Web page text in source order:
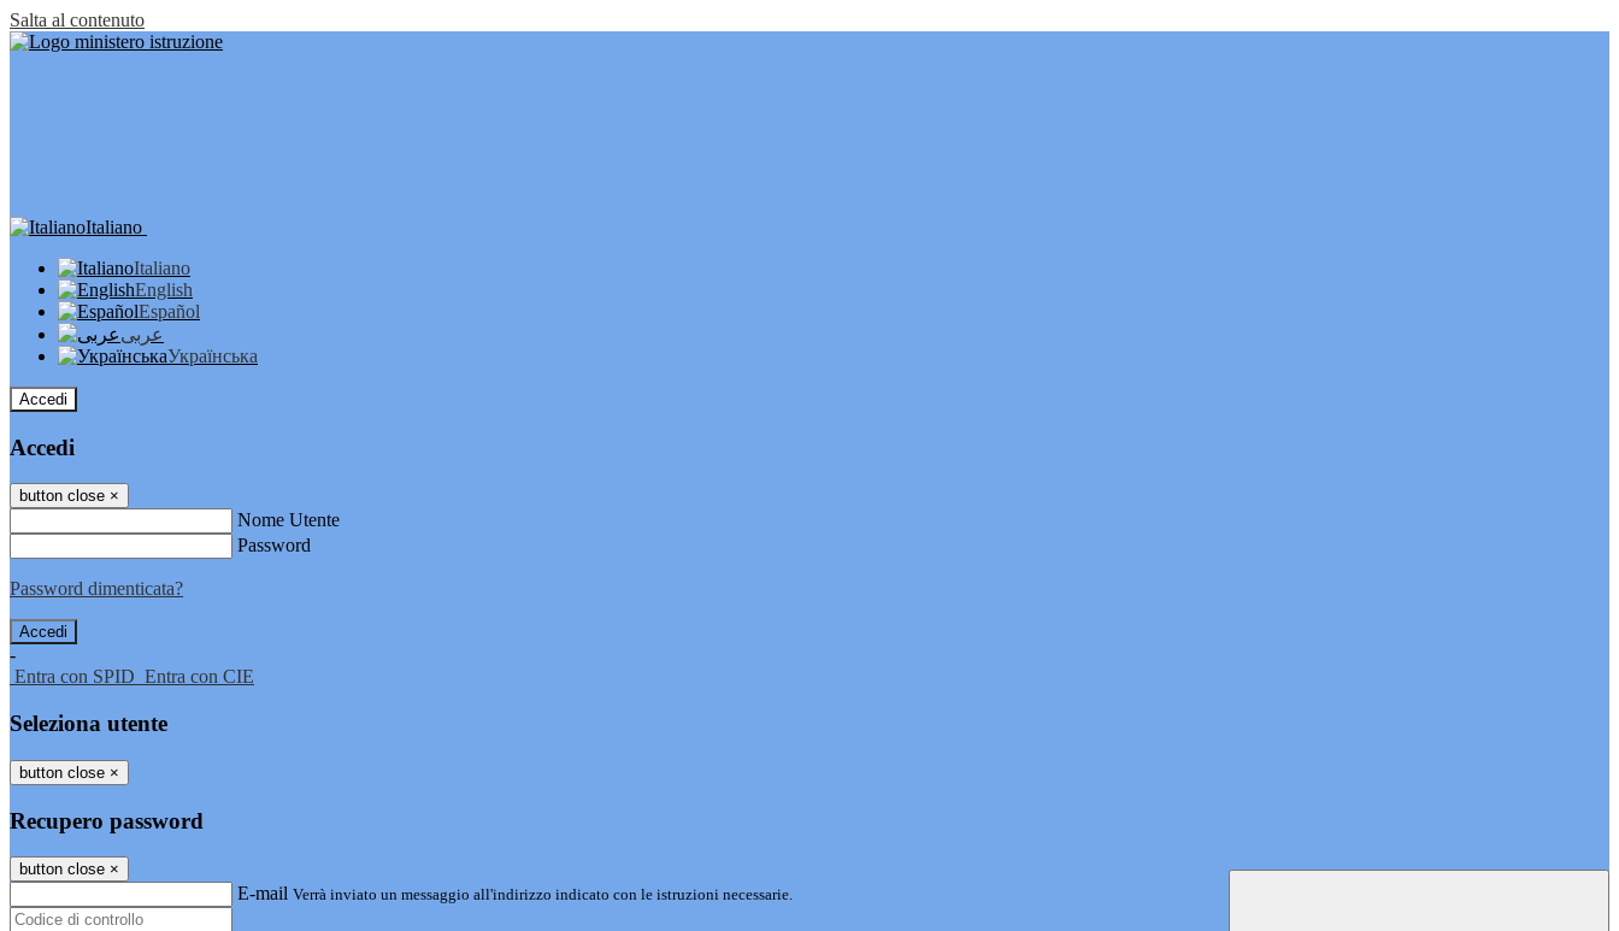
Salta al contenuto
Italiano
Italiano
English
Español
عربى
Українська
Accedi
Accedi
button close ×
Nome Utente
Password
Password dimenticata?
-
Entra con SPID Entra con CIE
Seleziona utente
button close ×
Recupero password
button close ×
E-mail Verrà inviato un messaggio all'indirizzo indicato con le istruzioni necessarie.